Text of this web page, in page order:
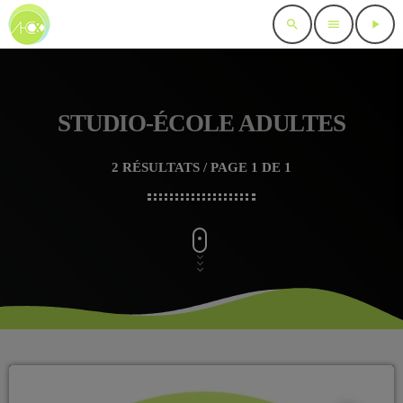
search menu play_arrow
STUDIO-ÉCOLE ADULTES
2 RÉSULTATS / PAGE 1 DE 1